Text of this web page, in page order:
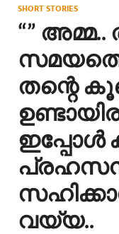
SHORT STORIES
“”
തന്റെ
ഇപ്പോൾ
വയ്യ..